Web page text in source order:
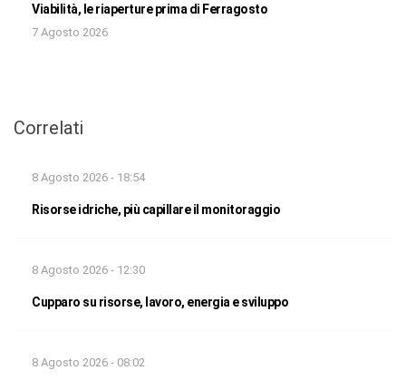
Viabilità, le riaperture prima di Ferragosto
7 Agosto 2026
Correlati
8 Agosto 2026 - 18:54
Risorse idriche, più capillare il monitoraggio
8 Agosto 2026 - 12:30
Cupparo su risorse, lavoro, energia e sviluppo
8 Agosto 2026 - 08:02